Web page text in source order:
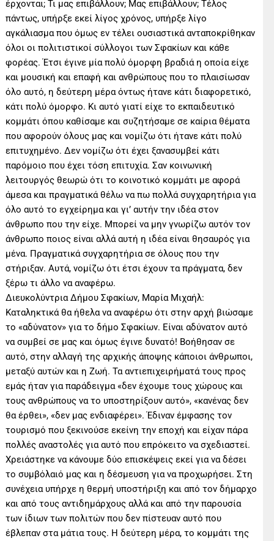
έρχονται; Τι μας επιβάλλουν; Μας επιβάλλουν; Τέλος
πάντως, υπήρξε εκεί λίγος χρόνος, υπήρξε λίγο
αγκάλιασμα που όμως εν τέλει ουσιαστικά ανταποκρίθηκαν
όλοι οι πολιτιστικοί σύλλογοι των Σφακίων και κάθε
φορέας. Έτσι έγινε μία πολύ όμορφη βραδιά η οποία είχε
και μουσική και επαφή και ανθρώπους που το πλαισίωσαν
όλο αυτό, η δεύτερη μέρα όντως ήτανε κάτι διαφορετικό,
κάτι πολύ όμορφο. Κι αυτό γιατί είχε το εκπαιδευτικό
κομμάτι όπου καθίσαμε και συζητήσαμε σε καίρια θέματα
που αφορούν όλους μας και νομίζω ότι ήτανε κάτι πολύ
επιτυχημένο. Δεν νομίζω ότι έχει ξανασυμβεί κάτι
παρόμοιο που έχει τόση επιτυχία. Σαν κοινωνική
λειτουργός θεωρώ ότι το κοινοτικό κομμάτι με αφορά
άμεσα και πραγματικά θέλω να πω πολλά συγχαρητήρια για
όλο αυτό το εγχείρημα και γι’ αυτήν την ιδέα στον
άνθρωπο που την είχε. Μπορεί να μην γνωρίζω αυτόν τον
άνθρωπο ποιος είναι αλλά αυτή η ιδέα είναι θησαυρός για
μένα. Πραγματικά συγχαρητήρια σε όλους που την
στήριξαν. Αυτά, νομίζω ότι έτσι έχουν τα πράγματα, δεν
ξέρω τι άλλο να αναφέρω.
Διευκολύντρια Δήμου Σφακίων, Μαρία Μιχαήλ:
Καταληκτικά θα ήθελα να αναφέρω ότι στην αρχή βιώσαμε
το «αδύνατον» για το δήμο Σφακίων. Είναι αδύνατον αυτό
να συμβεί σε μας και όμως έγινε δυνατό! Βοήθησαν σε
αυτό, στην αλλαγή της αρχικής άποψης κάποιοι άνθρωποι,
μεταξύ αυτών και η Ζωή. Τα αντιεπιχειρήματά τους προς
εμάς ήταν για παράδειγμα «δεν έχουμε τους χώρους και
τους ανθρώπους να το υποστηρίξουν αυτό», «κανένας δεν
θα έρθει», «δεν μας ενδιαφέρει». Έδιναν έμφασης τον
τουρισμό που ξεκινούσε εκείνη την εποχή και είχαν πάρα
πολλές αναστολές για αυτό που επρόκειτο να σχεδιαστεί.
Χρειάστηκε να κάνουμε δύο επισκέψεις εκεί για να δέσει
το συμβόλαιό μας και η δέσμευση για να προχωρήσει. Στη
συνέχεια υπήρχε η θερμή υποστήριξη και από τον δήμαρχο
και από τους αντιδημάρχους αλλά και από την παρουσία
των ίδιων των πολιτών που δεν πίστευαν αυτό που
έβλεπαν στα μάτια τους. Η δεύτερη μέρα, το κομμάτι της